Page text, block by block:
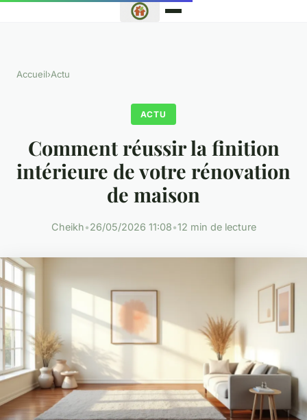
Accueil›Actu
ACTU
Comment réussir la finition
intérieure de votre rénovation
de maison
Cheikh•26/05/2026 11:08•12 min de lecture